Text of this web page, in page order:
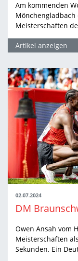
Am kommenden
Meisterschaften
Artikel anzeigen
02.07.2024
Owen Ansah vom
Meisterschaften
Sekunden. Ein